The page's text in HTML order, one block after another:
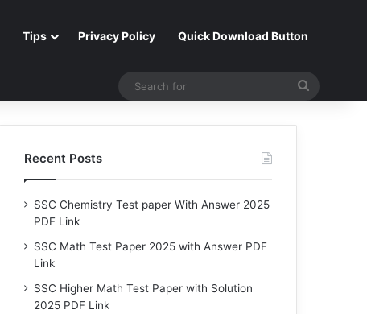
Tips Privacy Policy Quick Download Button
Recent Posts
SSC Chemistry Test paper With Answer 2025
PDF Link
SSC Math Test Paper 2025 with Answer PDF
Link
SSC Higher Math Test Paper with Solution
2025 PDF Link